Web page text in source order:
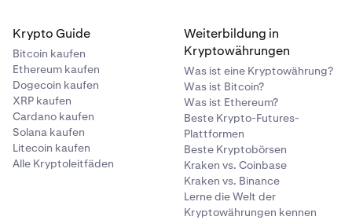
Krypto Guide
Bitcoin kaufen
Ethereum kaufen
Dogecoin kaufen
XRP kaufen
Cardano kaufen
Solana kaufen
Litecoin kaufen
Alle Kryptoleitfäden
Weiterbildung in
Kryptowährungen
Was ist eine Kryptowährung?
Was ist Bitcoin?
Was ist Ethereum?
Beste Krypto-Futures-
Plattformen
Beste Kryptobörsen
Kraken vs. Coinbase
Kraken vs. Binance
Lerne die Welt der
Kryptowährungen kennen